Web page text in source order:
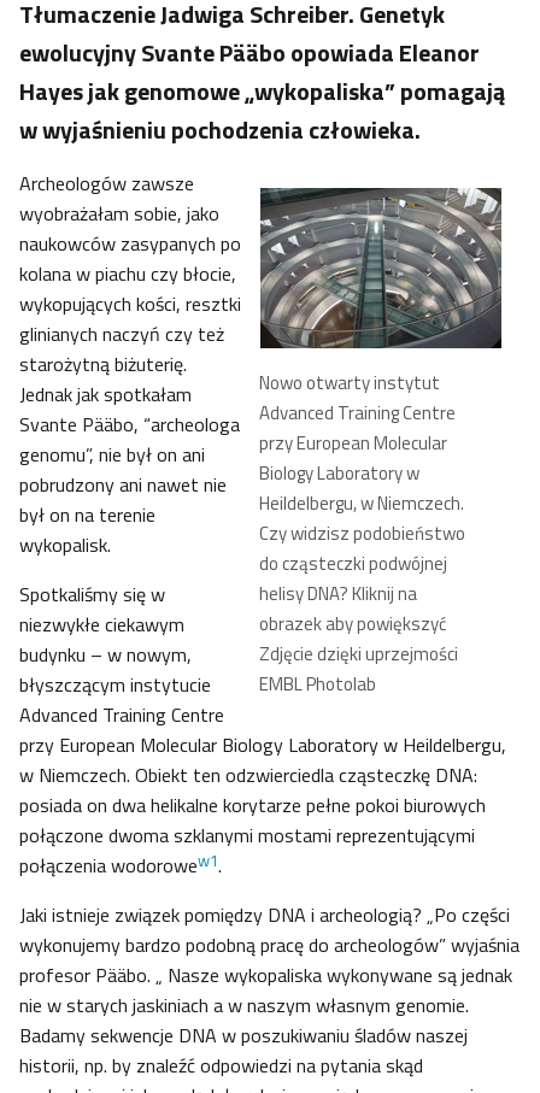
Tłumaczenie Jadwiga Schreiber. Genetyk
ewolucyjny Svante Pääbo opowiada Eleanor
Hayes jak genomowe „wykopaliska” pomagają
w wyjaśnieniu pochodzenia człowieka.
Nowo otwarty instytut
Advanced Training Centre
przy European Molecular
Biology Laboratory w
Heildelbergu, w Niemczech.
Czy widzisz podobieństwo
do cząsteczki podwójnej
helisy DNA? Kliknij na
obrazek aby powiększyć
Zdjęcie dzięki uprzejmości
EMBL Photolab
Archeologów zawsze
wyobrażałam sobie, jako
naukowców zasypanych po
kolana w piachu czy błocie,
wykopujących kości, resztki
glinianych naczyń czy też
starożytną biżuterię.
Jednak jak spotkałam
Svante Pääbo, “archeologa
genomu”, nie był on ani
pobrudzony ani nawet nie
był on na terenie
wykopalisk.
Spotkaliśmy się w
niezwykłe ciekawym
budynku – w nowym,
błyszczącym instytucie
Advanced Training Centre
przy European Molecular Biology Laboratory w Heildelbergu,
w Niemczech. Obiekt ten odzwierciedla cząsteczkę DNA:
posiada on dwa helikalne korytarze pełne pokoi biurowych
połączone dwoma szklanymi mostami reprezentującymi
połączenia wodorowew1.
Jaki istnieje związek pomiędzy DNA i archeologią? „Po części
wykonujemy bardzo podobną pracę do archeologów” wyjaśnia
profesor Pääbo. „ Nasze wykopaliska wykonywane są jednak
nie w starych jaskiniach a w naszym własnym genomie.
Badamy sekwencje DNA w poszukiwaniu śladów naszej
historii, np. by znaleźć odpowiedzi na pytania skąd